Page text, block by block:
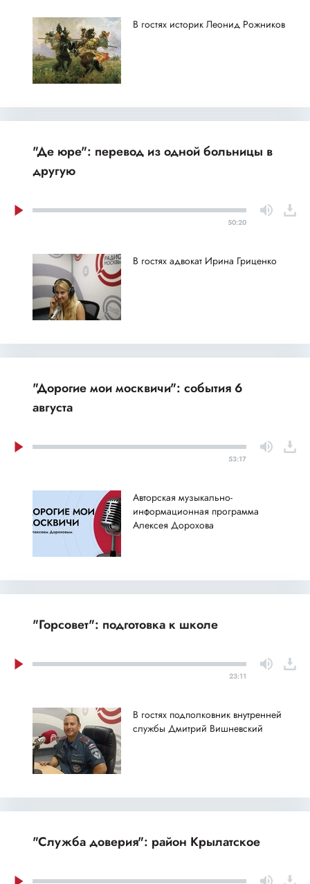
В гостях историк Леонид Рожников
"Де юре": перевод из одной больницы в
другую
50:20
В гостях адвокат Ирина Гриценко
"Дорогие мои москвичи": события 6
августа
53:17
Авторская музыкально-
информационная программа
Алексея Дорохова
"Горсовет": подготовка к школе
23:11
В гостях подполковник внутренней
службы Дмитрий Вишневский
"Служба доверия": район Крылатское